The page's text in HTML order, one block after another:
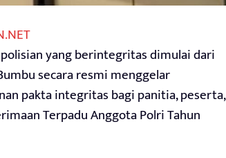
yang berintegritas dimulai dari
secara resmi menggelar
pakta integritas bagi panitia, peserta,
Terpadu Anggota Polri Tahun